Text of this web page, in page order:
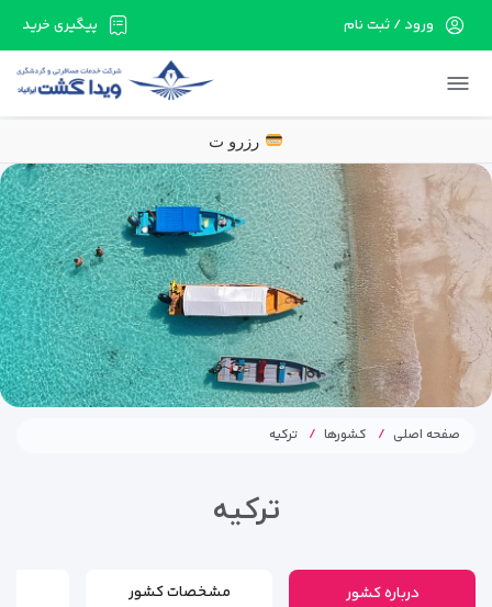
در حال حاضر ارتباط با سرور قطع می باشد لطفا
رزرو تورهای اقساطی با ۵۰٪ پیش‌پرداخت و مابقی اقس
پیگیری خرید ورود / ثبت نام
صفحه اصلی کشورها ترکیه
ترکیه
درباره کشور مشخصات کشور